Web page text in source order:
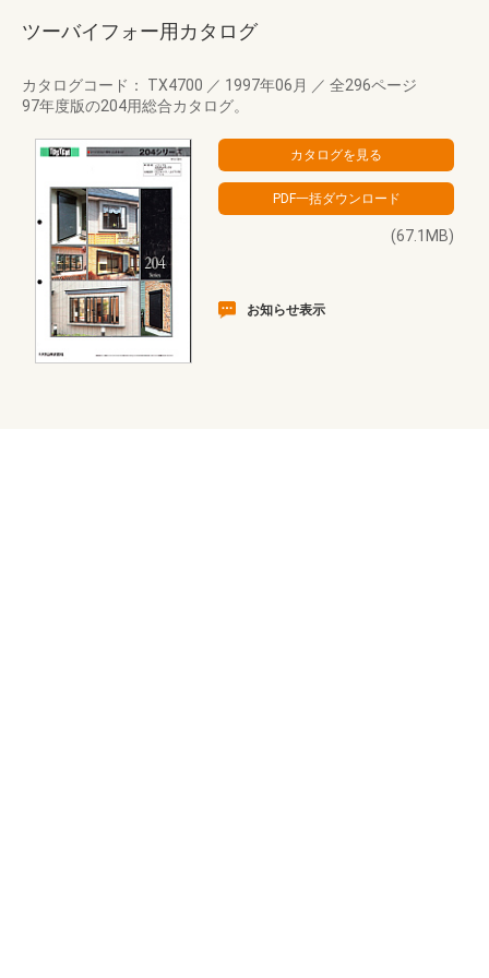
ツーバイフォー用カタログ
カタログコード： TX4700 ／ 1997年06月 ／ 全296ページ
97年度版の204用総合カタログ。
(67.1MB)
お知らせ表示